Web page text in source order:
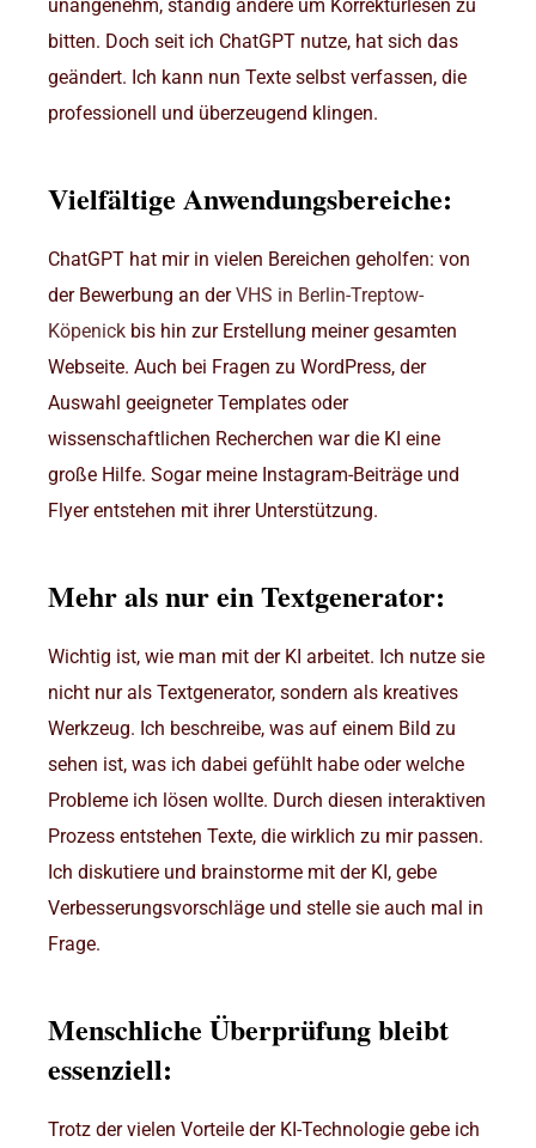
unangenehm, ständig andere um Korrekturlesen zu
bitten. Doch seit ich ChatGPT nutze, hat sich das
geändert. Ich kann nun Texte selbst verfassen, die
professionell und überzeugend klingen.
Vielfältige Anwendungsbereiche:
ChatGPT hat mir in vielen Bereichen geholfen: von
der Bewerbung an derVHS in Berlin-Treptow-
Köpenick bis hin zur Erstellung meiner gesamten
Webseite. Auch bei Fragen zu WordPress, der
Auswahl geeigneter Templates oder
wissenschaftlichen Recherchen war die KI eine
große Hilfe. Sogar meine Instagram-Beiträge und
Flyer entstehen mit ihrer Unterstützung.
Mehr als nur ein Textgenerator:
Wichtig ist, wie man mit der KI arbeitet. Ich nutze sie
nicht nur als Textgenerator, sondern als kreatives
Werkzeug. Ich beschreibe, was auf einem Bild zu
sehen ist, was ich dabei gefühlt habe oder welche
Probleme ich lösen wollte. Durch diesen interaktiven
Prozess entstehen Texte, die wirklich zu mir passen.
Ich diskutiere und brainstorme mit der KI, gebe
Verbesserungsvorschläge und stelle sie auch mal in
Frage.
Menschliche Überprüfung bleibt
essenziell:
Trotz der vielen Vorteile der KI-Technologie gebe ich